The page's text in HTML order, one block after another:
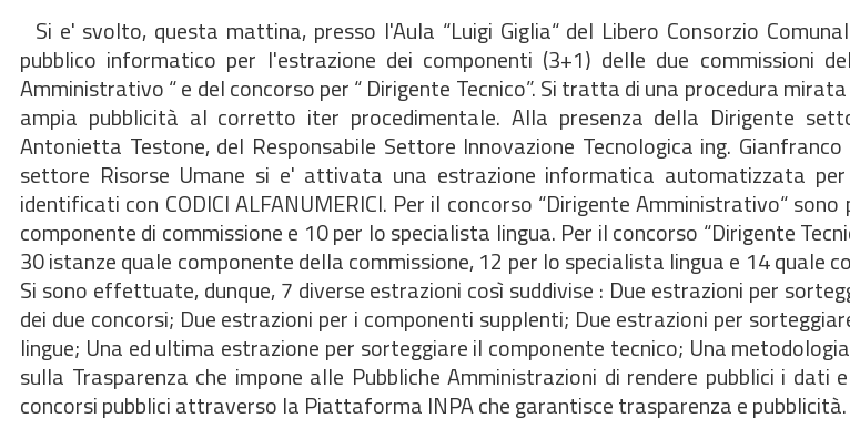
Si e' svolto, questa mattina, presso l'Aula “Luigi Giglia“ del Libero Consorzio
pubblico informatico per l'estrazione dei componenti (3+1) delle due commissioni
Amministrativo “ e del concorso per “ Dirigente Tecnico”. Si tratta di una procedura
ampia pubblicità al corretto iter procedimentale. Alla presenza della Dirigente
Antonietta Testone, del Responsabile Settore Innovazione Tecnologica ing.
settore Risorse Umane si e' attivata una estrazione informatica automatizzata
identificati con CODICI ALFANUMERICI. Per il concorso “Dirigente Amministrativo“
componente di commissione e 10 per lo specialista lingua. Per il concorso “Dirigente
30 istanze quale componente della commissione, 12 per lo specialista lingua e 14 quale
Si sono effettuate, dunque, 7 diverse estrazioni così suddivise : Due estrazioni per
dei due concorsi; Due estrazioni per i componenti supplenti; Due estrazioni per
lingue; Una ed ultima estrazione per sorteggiare il componente tecnico; Una
sulla Trasparenza che impone alle Pubbliche Amministrazioni di rendere pubblici i
concorsi pubblici attraverso la Piattaforma INPA che garantisce trasparenza e pubblicità.